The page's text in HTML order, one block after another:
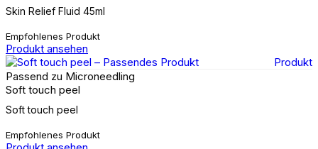
Skin Relief Fluid 45ml
Empfohlenes Produkt
Produkt ansehen
Produkt
Passend zu Microneedling
Soft touch peel
Soft touch peel
Empfohlenes Produkt